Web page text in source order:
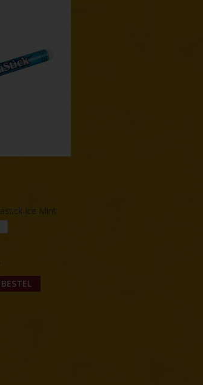
Ice Mint
BESTEL